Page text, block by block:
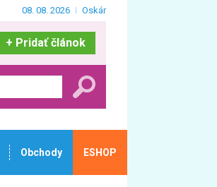
08. 08. 2026 Oskár
+ Pridať článok
Obchody ESHOP